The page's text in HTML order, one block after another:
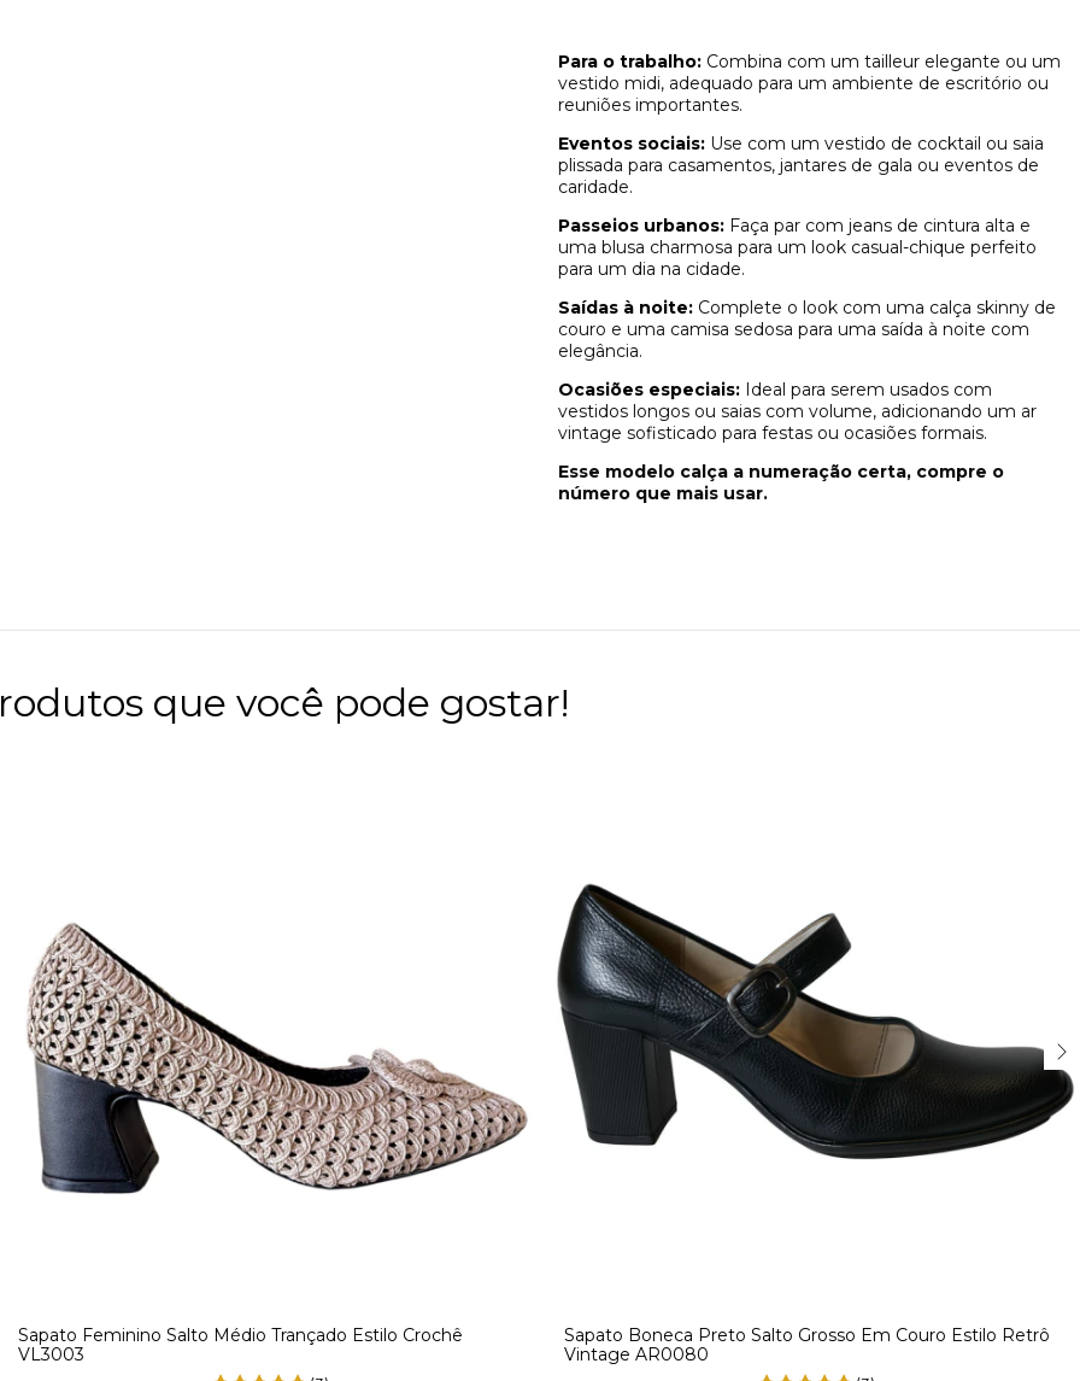
Para o trabalho: Combina com um tailleur elegante ou um
vestido midi, adequado para um ambiente de escritório ou
reuniões importantes.
Eventos sociais: Use com um vestido de cocktail ou saia
plissada para casamentos, jantares de gala ou eventos de
caridade.
Passeios urbanos: Faça par com jeans de cintura alta e
uma blusa charmosa para um look casual-chique perfeito
para um dia na cidade.
Saídas à noite: Complete o look com uma calça skinny de
couro e uma camisa sedosa para uma saída à noite com
elegância.
Ocasiões especiais: Ideal para serem usados com
vestidos longos ou saias com volume, adicionando um ar
vintage sofisticado para festas ou ocasiões formais.
Esse modelo calça a numeração certa, compre o
número que mais usar.
que você pode gostar!
Sapato Feminino Salto Médio Trançado Estilo Crochê
VL3003
Sapato Boneca Preto Salto Grosso Em Couro Estilo Retrô
Vintage AR0080